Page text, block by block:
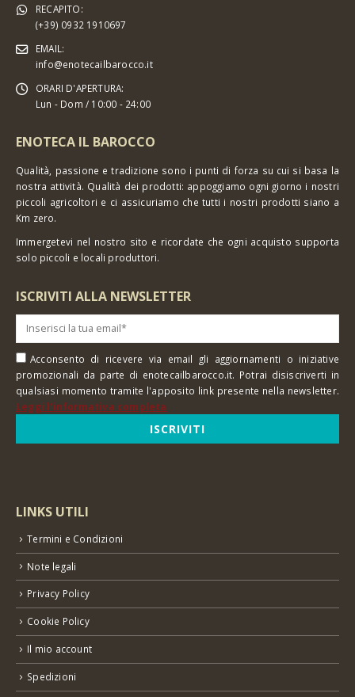
RECAPITO:
(+39) 0932 1910697
EMAIL:
info@enotecailbarocco.it
ORARI D'APERTURA:
Lun - Dom / 10:00 - 24:00
ENOTECA IL BAROCCO
Qualità, passione e tradizione sono i punti di forza su cui si basa la
nostra attività. Qualità dei prodotti: appoggiamo ogni giorno i nostri
piccoli agricoltori e ci assicuriamo che tutti i nostri prodotti siano a
Km zero.
Immergetevi nel nostro sito e ricordate che ogni acquisto supporta
solo piccoli e locali produttori.
ISCRIVITI ALLA NEWSLETTER
Acconsento di ricevere via email gli aggiornamenti o iniziative
promozionali da parte di enotecailbarocco.it. Potrai disiscriverti in
qualsiasi momento tramite l'apposito link presente nella newsletter.
Leggi l'informativa completa
LINKS UTILI
Termini e Condizioni
Note legali
Privacy Policy
Cookie Policy
Il mio account
Spedizioni